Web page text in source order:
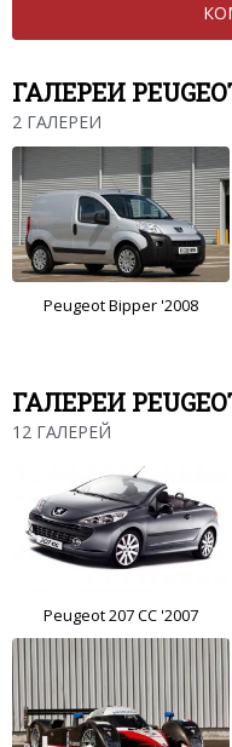
ГАЛЕРЕИ
2 ГАЛЕРЕИ
Peugeot Bipper '2008
ГАЛЕРЕИ
12 ГАЛЕРЕЙ
Peugeot 207 CC '2007